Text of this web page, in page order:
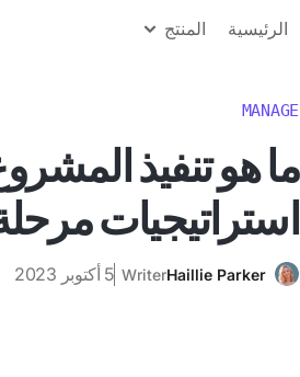
الرئيسية المنتج
MANAGE
استراتيجيات
Haillie Parker
Writer 5 أكتوبر 2023